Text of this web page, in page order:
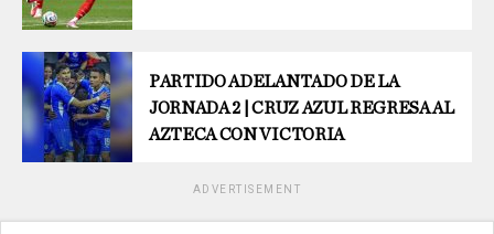
PARTIDO ADELANTADO DE LA
JORNADA 2 | CRUZ AZUL REGRESA AL
AZTECA CON VICTORIA
ADVERTISEMENT